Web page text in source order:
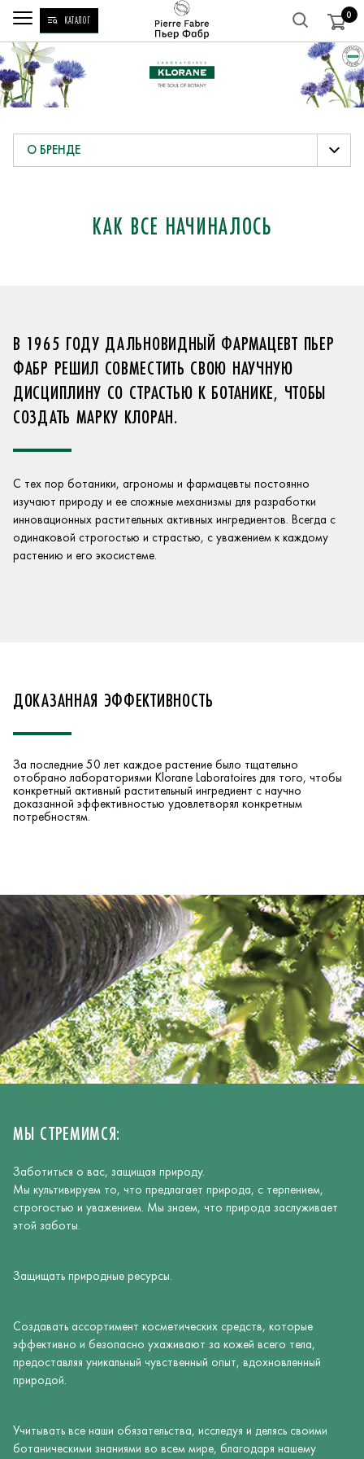
КАТАЛОГ 0
О БРЕНДЕ
КАК ВСЕ НАЧИНАЛОСЬ
В 1965 ГОДУ ДАЛЬНОВИДНЫЙ ФАРМАЦЕВТ ПЬЕР
ФАБР РЕШИЛ СОВМЕСТИТЬ СВОЮ НАУЧНУЮ
ДИСЦИПЛИНУ СО СТРАСТЬЮ К БОТАНИКЕ, ЧТОБЫ
СОЗДАТЬ МАРКУ КЛОРАН.
С тех пор ботаники, агрономы и фармацевты постоянно
изучают природу и ее сложные механизмы для разработки
инновационных растительных активных ингредиентов. Всегда с
одинаковой строгостью и страстью, с уважением к каждому
растению и его экосистеме.
ДОКАЗАННАЯ ЭФФЕКТИВНОСТЬ
За последние 50 лет каждое растение было тщательно
отобрано лабораториями Klorane Laboratoires для того, чтобы
конкретный активный растительный ингредиент с научно
доказанной эффективностью удовлетворял конкретным
потребностям.
МЫ СТРЕМИМСЯ:
Заботиться о вас, защищая природу.
Мы культивируем то, что предлагает природа, с терпением,
строгостью и уважением. Мы знаем, что природа заслуживает
этой заботы.
Защищать природные ресурсы.
Создавать ассортимент косметических средств, которые
эффективно и безопасно ухаживают за кожей всего тела,
предоставляя уникальный чувственный опыт, вдохновленный
природой.
Учитывать все наши обязательства, исследуя и делясь своими
ботаническими знаниями во всем мире, благодаря нашему